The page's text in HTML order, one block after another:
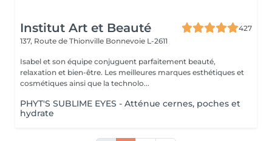
Institut Art et Beauté
427
137, Route de Thionville Bonnevoie L-2611
Isabel et son équipe conjuguent parfaitement beauté,
relaxation et bien-être. Les meilleures marques esthétiques et
cosmétiques ainsi que la technolo...
PHYT'S SUBLIME EYES - Atténue cernes, poches et
hydrate